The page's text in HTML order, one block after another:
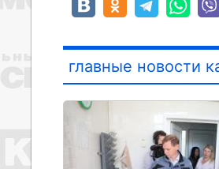
главные новости